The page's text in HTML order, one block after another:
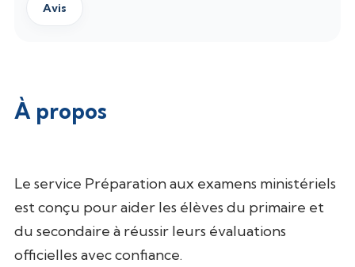
Avis
À propos
Le service Préparation aux examens ministériels
est conçu pour aider les élèves du primaire et
du secondaire à réussir leurs évaluations
officielles avec confiance.